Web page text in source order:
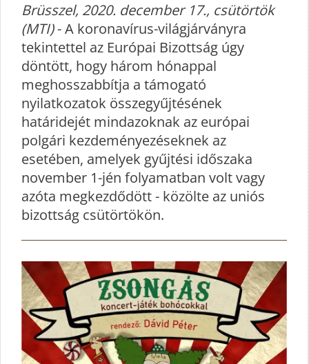
Brüsszel, 2020. december 17., csütörtök
(MTI)- A koronavírus-világjárványra
tekintettel az Európai Bizottság úgy
döntött, hogy három hónappal
meghosszabbítja a támogató
nyilatkozatok összegyűjtésének
határidejét mindazoknak az európai
polgári kezdeményezéseknek az
esetében, amelyek gyűjtési időszaka
november 1-jén folyamatban volt vagy
azóta megkezdődött - közölte az uniós
bizottság csütörtökön.